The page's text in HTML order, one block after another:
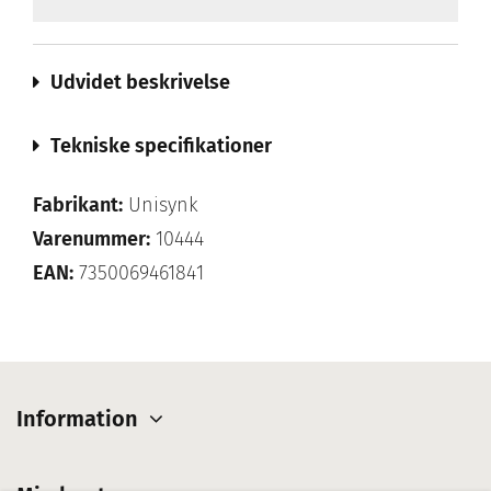
Udvidet beskrivelse
Tekniske specifikationer
Fabrikant: Unisynk
Varenummer: 10444
EAN: 7350069461841
Information